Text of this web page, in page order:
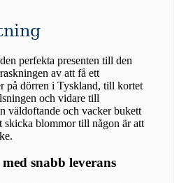
perfekta presenten till den
av att få ett
på dörren i Tyskland, till kortet
och vidare till
väldoftande och vacker bukett
skicka blommor till någon är att
snabb leverans